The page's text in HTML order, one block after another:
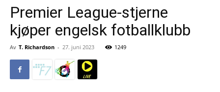
Premier League-stjerne
kjøper engelsk fotballklubb
Av T. Richardson - 27. juni 2023 1249